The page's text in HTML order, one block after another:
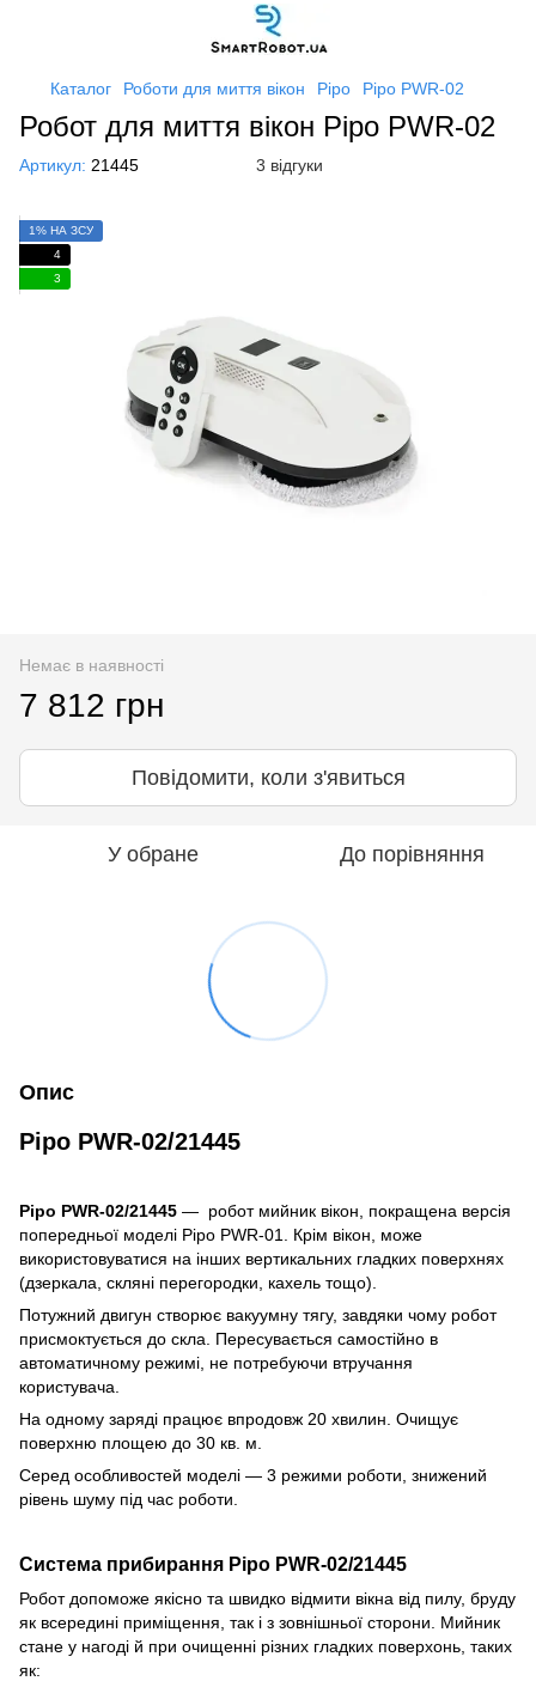
Каталог Роботи для миття вікон Pipo Pipo PWR-02
Робот для миття вікон Pipo PWR-02
Артикул: 21445 3 відгуки
1% НА ЗСУ
4
3
Немає в наявності
7 812 грн
Повідомити, коли з'явиться
У обране До порівняння
Опис
Pipo PWR-02/21445
Pipo PWR-02/21445 — робот мийник вікон, покращена версія
попередньої моделі Pipo PWR-01. Крім вікон, може
використовуватися на інших вертикальних гладких поверхнях
(дзеркала, скляні перегородки, кахель тощо).
Потужний двигун створює вакуумну тягу, завдяки чому робот
присмоктується до скла. Пересувається самостійно в
автоматичному режимі, не потребуючи втручання
користувача.
На одному заряді працює впродовж 20 хвилин. Очищує
поверхню площею до 30 кв. м.
Серед особливостей моделі — 3 режими роботи, знижений
рівень шуму під час роботи.
Система прибирання Pipo PWR-02/21445
Робот допоможе якісно та швидко відмити вікна від пилу, бруду
як всередині приміщення, так і з зовнішньої сторони. Мийник
стане у нагоді й при очищенні різних гладких поверхонь, таких
як: